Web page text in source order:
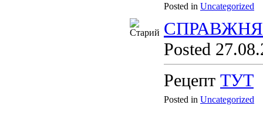
Posted in Uncategorized
Posted
Рецепт ТУТ
Posted in Uncategorized